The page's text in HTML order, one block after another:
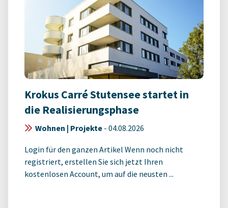
Krokus Carré Stutensee startet in
die Realisierungsphase
Wohnen | Projekte - 04.08.2026
Login für den ganzen Artikel Wenn noch nicht
registriert, erstellen Sie sich jetzt Ihren
kostenlosen Account, um auf die neusten ...